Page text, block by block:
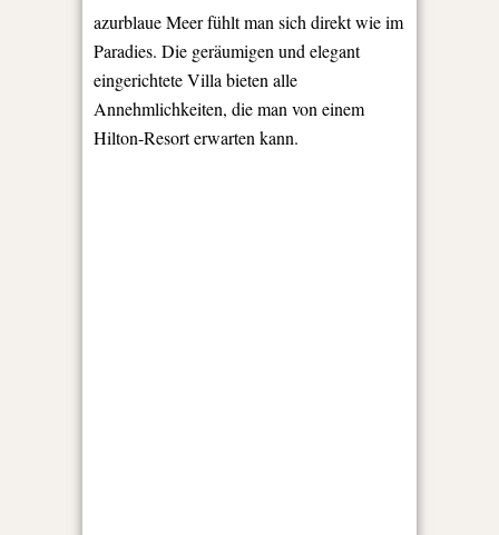
azurblaue Meer fühlt man sich direkt wie im
Paradies. Die geräumigen und elegant
eingerichtete Villa bieten alle
Annehmlichkeiten, die man von einem
Hilton-Resort erwarten kann.